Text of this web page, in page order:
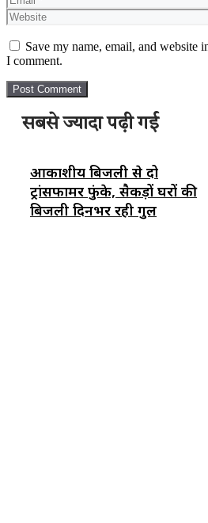
Save my name, email, and website
I comment.
सबसे ज्यादा पढ़ी गई
आकाशीय बिजली से दो
ट्रांसफार्मर फुंके, सैकड़ों घरों की
बिजली दिनभर रही गुल